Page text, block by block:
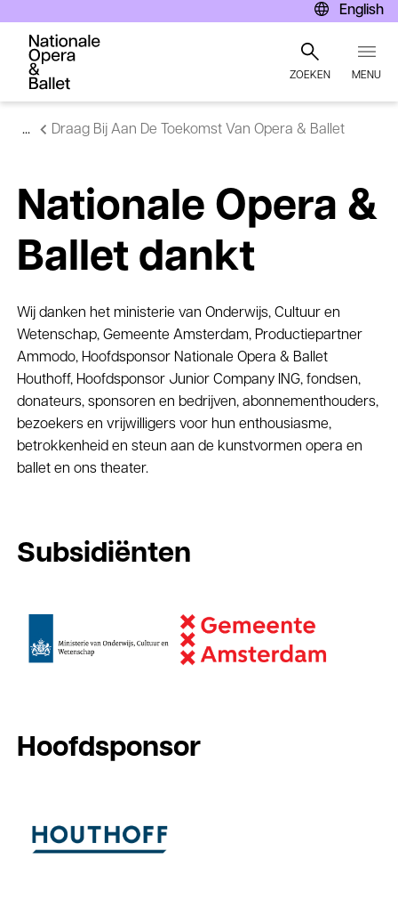
Overslaan
en
inhoud
gaan
English
ZOEKEN MENU
Draag Bij Aan De Toekomst Van Opera & Ballet
Nationale Opera &
Ballet dankt
Wij danken het ministerie van Onderwijs, Cultuur en
Wetenschap, Gemeente Amsterdam, Productiepartner
Ammodo, Hoofdsponsor Nationale Opera & Ballet
Houthoff, Hoofdsponsor Junior Company ING, fondsen,
donateurs, sponsoren en bedrijven, abonnementhouders,
bezoekers en vrijwilligers voor hun enthousiasme,
betrokkenheid en steun aan de kunstvormen opera en
ballet en ons theater.
Subsidiënten
Hoofdsponsor